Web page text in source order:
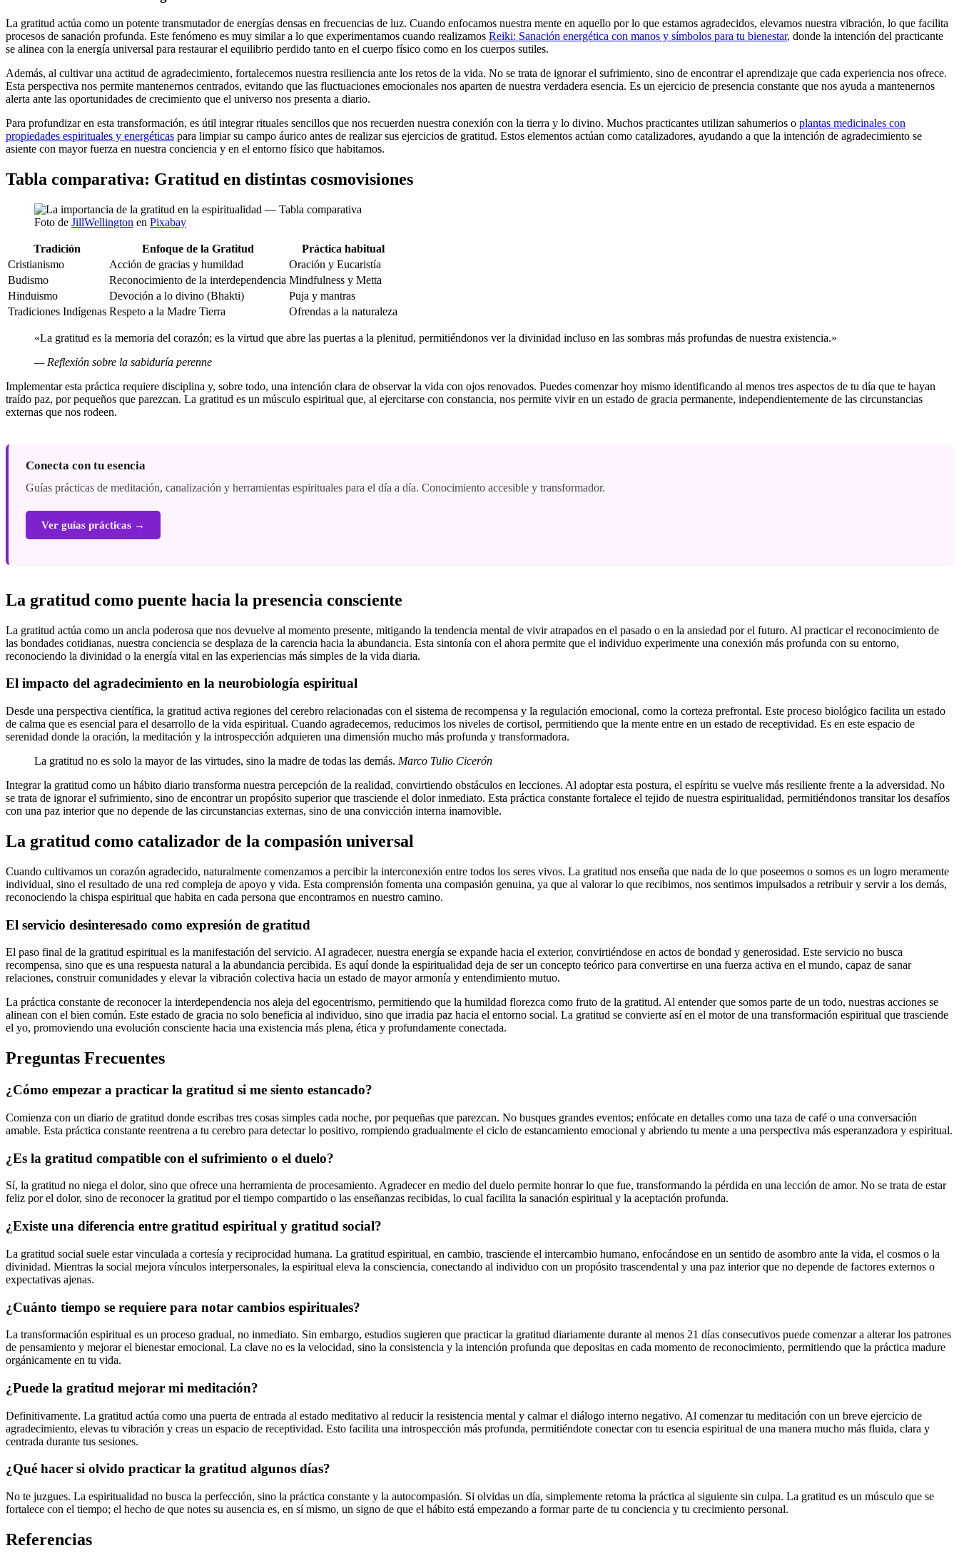
La gratitud actúa como un potente transmutador de energías densas en frecuencias de luz. Cuando enfocamos nuestra mente en aquello por lo que estamos agradecidos, elevamos nuestra vibración, lo que facilita
procesos de sanación profunda. Este fenómeno es muy similar a lo que experimentamos cuando realizamos Reiki: Sanación energética con manos y símbolos para tu bienestar, donde la intención del practicante
se alinea con la energía universal para restaurar el equilibrio perdido tanto en el cuerpo físico como en los cuerpos sutiles.
Además, al cultivar una actitud de agradecimiento, fortalecemos nuestra resiliencia ante los retos de la vida. No se trata de ignorar el sufrimiento, sino de encontrar el aprendizaje que cada experiencia nos ofrece.
Esta perspectiva nos permite mantenernos centrados, evitando que las fluctuaciones emocionales nos aparten de nuestra verdadera esencia. Es un ejercicio de presencia constante que nos ayuda a mantenernos
alerta ante las oportunidades de crecimiento que el universo nos presenta a diario.
Para profundizar en esta transformación, es útil integrar rituales sencillos que nos recuerden nuestra conexión con la tierra y lo divino. Muchos practicantes utilizan sahumerios o plantas medicinales con
propiedades espirituales y energéticas para limpiar su campo áurico antes de realizar sus ejercicios de gratitud. Estos elementos actúan como catalizadores, ayudando a que la intención de agradecimiento se
asiente con mayor fuerza en nuestra conciencia y en el entorno físico que habitamos.
Tabla comparativa: Gratitud en distintas cosmovisiones
Foto de JillWellington en Pixabay
Tradición Enfoque de la Gratitud
Práctica habitual
Cristianismo
Acción de gracias y humildad
Oración y Eucaristía
Budismo
Reconocimiento de la interdependencia Mindfulness y Metta
Hinduismo
Devoción a lo divino (Bhakti)
Puja y mantras
Tradiciones Indígenas Respeto a la Madre Tierra Ofrendas a la naturaleza
«La gratitud es la memoria del corazón; es la virtud que abre las puertas a la plenitud, permitiéndonos ver la divinidad incluso en las sombras más profundas de nuestra existencia.»
— Reflexión sobre la sabiduría perenne
Implementar esta práctica requiere disciplina y, sobre todo, una intención clara de observar la vida con ojos renovados. Puedes comenzar hoy mismo identificando al menos tres aspectos de tu día que te hayan
traído paz, por pequeños que parezcan. La gratitud es un músculo espiritual que, al ejercitarse con constancia, nos permite vivir en un estado de gracia permanente, independientemente de las circunstancias
externas que nos rodeen.
Conecta con tu esencia
Guías prácticas de meditación, canalización y herramientas espirituales para el día a día. Conocimiento accesible y transformador.
Ver guías prácticas →
La gratitud como puente hacia la presencia consciente
La gratitud actúa como un ancla poderosa que nos devuelve al momento presente, mitigando la tendencia mental de vivir atrapados en el pasado o en la ansiedad por el futuro. Al practicar el reconocimiento de
las bondades cotidianas, nuestra conciencia se desplaza de la carencia hacia la abundancia. Esta sintonía con el ahora permite que el individuo experimente una conexión más profunda con su entorno,
reconociendo la divinidad o la energía vital en las experiencias más simples de la vida diaria.
El impacto del agradecimiento en la neurobiología espiritual
Desde una perspectiva científica, la gratitud activa regiones del cerebro relacionadas con el sistema de recompensa y la regulación emocional, como la corteza prefrontal. Este proceso biológico facilita un estado
de calma que es esencial para el desarrollo de la vida espiritual. Cuando agradecemos, reducimos los niveles de cortisol, permitiendo que la mente entre en un estado de receptividad. Es en este espacio de
serenidad donde la oración, la meditación y la introspección adquieren una dimensión mucho más profunda y transformadora.
La gratitud no es solo la mayor de las virtudes, sino la madre de todas las demás. Marco Tulio Cicerón
Integrar la gratitud como un hábito diario transforma nuestra percepción de la realidad, convirtiendo obstáculos en lecciones. Al adoptar esta postura, el espíritu se vuelve más resiliente frente a la adversidad. No
se trata de ignorar el sufrimiento, sino de encontrar un propósito superior que trasciende el dolor inmediato. Esta práctica constante fortalece el tejido de nuestra espiritualidad, permitiéndonos transitar los desafíos
con una paz interior que no depende de las circunstancias externas, sino de una convicción interna inamovible.
La gratitud como catalizador de la compasión universal
Cuando cultivamos un corazón agradecido, naturalmente comenzamos a percibir la interconexión entre todos los seres vivos. La gratitud nos enseña que nada de lo que poseemos o somos es un logro meramente
individual, sino el resultado de una red compleja de apoyo y vida. Esta comprensión fomenta una compasión genuina, ya que al valorar lo que recibimos, nos sentimos impulsados a retribuir y servir a los demás,
reconociendo la chispa espiritual que habita en cada persona que encontramos en nuestro camino.
El servicio desinteresado como expresión de gratitud
El paso final de la gratitud espiritual es la manifestación del servicio. Al agradecer, nuestra energía se expande hacia el exterior, convirtiéndose en actos de bondad y generosidad. Este servicio no busca
recompensa, sino que es una respuesta natural a la abundancia percibida. Es aquí donde la espiritualidad deja de ser un concepto teórico para convertirse en una fuerza activa en el mundo, capaz de sanar
relaciones, construir comunidades y elevar la vibración colectiva hacia un estado de mayor armonía y entendimiento mutuo.
La práctica constante de reconocer la interdependencia nos aleja del egocentrismo, permitiendo que la humildad florezca como fruto de la gratitud. Al entender que somos parte de un todo, nuestras acciones se
alinean con el bien común. Este estado de gracia no solo beneficia al individuo, sino que irradia paz hacia el entorno social. La gratitud se convierte así en el motor de una transformación espiritual que trasciende
el yo, promoviendo una evolución consciente hacia una existencia más plena, ética y profundamente conectada.
Preguntas Frecuentes
¿Cómo empezar a practicar la gratitud si me siento estancado?
Comienza con un diario de gratitud donde escribas tres cosas simples cada noche, por pequeñas que parezcan. No busques grandes eventos; enfócate en detalles como una taza de café o una conversación
amable. Esta práctica constante reentrena a tu cerebro para detectar lo positivo, rompiendo gradualmente el ciclo de estancamiento emocional y abriendo tu mente a una perspectiva más esperanzadora y espiritual.
¿Es la gratitud compatible con el sufrimiento o el duelo?
Sí, la gratitud no niega el dolor, sino que ofrece una herramienta de procesamiento. Agradecer en medio del duelo permite honrar lo que fue, transformando la pérdida en una lección de amor. No se trata de estar
feliz por el dolor, sino de reconocer la gratitud por el tiempo compartido o las enseñanzas recibidas, lo cual facilita la sanación espiritual y la aceptación profunda.
¿Existe una diferencia entre gratitud espiritual y gratitud social?
La gratitud social suele estar vinculada a cortesía y reciprocidad humana. La gratitud espiritual, en cambio, trasciende el intercambio humano, enfocándose en un sentido de asombro ante la vida, el cosmos o la
divinidad. Mientras la social mejora vínculos interpersonales, la espiritual eleva la consciencia, conectando al individuo con un propósito trascendental y una paz interior que no depende de factores externos o
expectativas ajenas.
¿Cuánto tiempo se requiere para notar cambios espirituales?
La transformación espiritual es un proceso gradual, no inmediato. Sin embargo, estudios sugieren que practicar la gratitud diariamente durante al menos 21 días consecutivos puede comenzar a alterar los patrones
de pensamiento y mejorar el bienestar emocional. La clave no es la velocidad, sino la consistencia y la intención profunda que depositas en cada momento de reconocimiento, permitiendo que la práctica madure
orgánicamente en tu vida.
¿Puede la gratitud mejorar mi meditación?
Definitivamente. La gratitud actúa como una puerta de entrada al estado meditativo al reducir la resistencia mental y calmar el diálogo interno negativo. Al comenzar tu meditación con un breve ejercicio de
agradecimiento, elevas tu vibración y creas un espacio de receptividad. Esto facilita una introspección más profunda, permitiéndote conectar con tu esencia espiritual de una manera mucho más fluida, clara y
centrada durante tus sesiones.
¿Qué hacer si olvido practicar la gratitud algunos días?
No te juzgues. La espiritualidad no busca la perfección, sino la práctica constante y la autocompasión. Si olvidas un día, simplemente retoma la práctica al siguiente sin culpa. La gratitud es un músculo que se
fortalece con el tiempo; el hecho de que notes su ausencia es, en sí mismo, un signo de que el hábito está empezando a formar parte de tu conciencia y tu crecimiento personal.
Referencias